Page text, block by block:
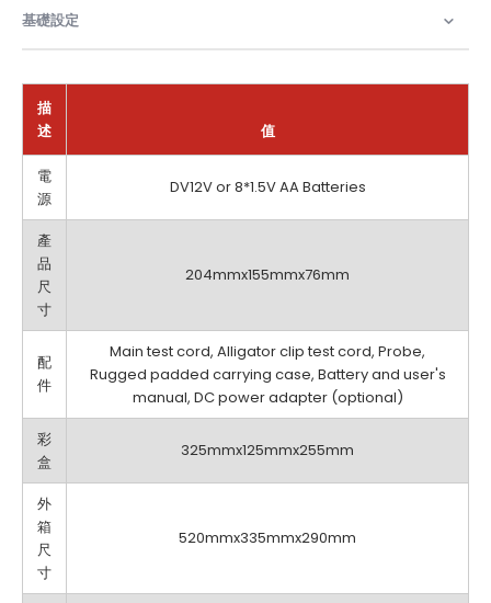
基礎設定
描
述
值
電
源
DV12V or 8*1.5V AA Batteries
產
品
尺
寸
204mmx155mmx76mm
配
件
Main test cord, Alligator clip test cord, Probe,
Rugged padded carrying case, Battery and user's
manual, DC power adapter (optional)
彩
盒
325mmx125mmx255mm
外
箱
尺
寸
520mmx335mmx290mm